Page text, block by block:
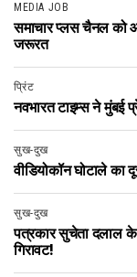
MEDIA JOB
समाचार प्लस चैनल को
जरूरत
प्रिंट
नवभारत टाइम्स ने मुंबई
सुख-दुख
वीडियोकॉन घोटाले का
सुख-दुख
पत्रकार सुचेता दलाल के
गिरावट!